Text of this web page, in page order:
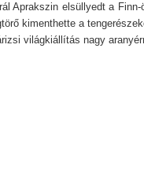
Aprakszin elsüllyedt a
kimenthette a
világkiállítás nagy